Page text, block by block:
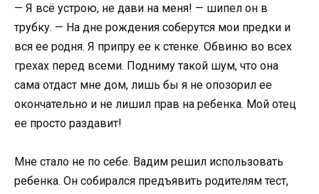
— Я всё устрою, не дави на меня! — шипел он в
трубку. — На дне рождения соберутся мои предки и
вся ее родня. Я припру ее к стенке. Обвиню во всех
грехах перед всеми. Подниму такой шум, что она
сама отдаст мне дом, лишь бы я не опозорил ее
окончательно и не лишил прав на ребенка. Мой отец
ее просто раздавит!
Мне стало не по себе. Вадим решил использовать
ребенка. Он собирался предъявить родителям тест,